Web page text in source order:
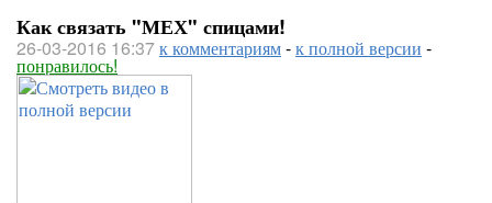
Как связать "МЕХ" спицами!
26-03-2016 16:37к комментариям-к полной версии -
понравилось!